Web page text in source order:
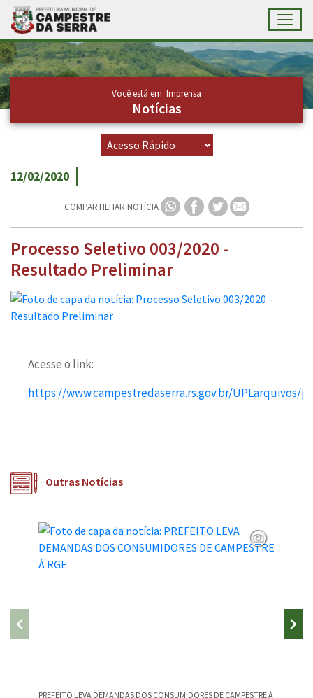
Ir para conteúdo principal
Conteúdo Principal
Você está em: Imprensa
Notícias
12/02/2020
COMPARTILHAR NOTÍCIA
Processo Seletivo 003/2020 -
Resultado Preliminar
Acesse o link:
https://www.campestredaserra.rs.gov.br/UPLarquivos/
Outras Notícias
PREFEITO LEVA DEMANDAS DOS CONSUMIDORES DE CAMPESTRE À